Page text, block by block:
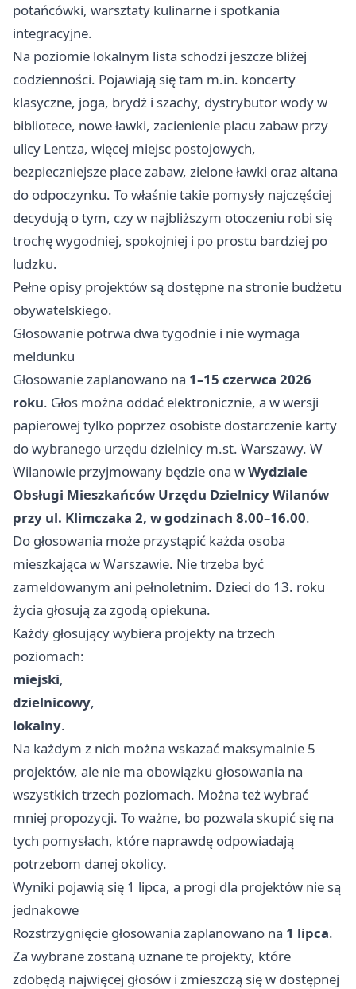
potańcówki, warsztaty kulinarne i spotkania
integracyjne.
Na poziomie lokalnym lista schodzi jeszcze bliżej
codzienności. Pojawiają się tam m.in. koncerty
klasyczne, joga, brydż i szachy, dystrybutor wody w
bibliotece, nowe ławki, zacienienie placu zabaw przy
ulicy Lentza, więcej miejsc postojowych,
bezpieczniejsze place zabaw, zielone ławki oraz altana
do odpoczynku. To właśnie takie pomysły najczęściej
decydują o tym, czy w najbliższym otoczeniu robi się
trochę wygodniej, spokojniej i po prostu bardziej po
ludzku.
Pełne opisy projektów są dostępne na stronie budżetu
obywatelskiego.
Głosowanie potrwa dwa tygodnie i nie wymaga
meldunku
Głosowanie zaplanowano na 1–15 czerwca 2026
roku. Głos można oddać elektronicznie, a w wersji
papierowej tylko poprzez osobiste dostarczenie karty
do wybranego urzędu dzielnicy m.st. Warszawy. W
Wilanowie przyjmowany będzie ona wWydziale
Obsługi Mieszkańców Urzędu Dzielnicy Wilanów
przy ul. Klimczaka 2, w godzinach 8.00–16.00.
Do głosowania może przystąpić każda osoba
mieszkająca w Warszawie. Nie trzeba być
zameldowanym ani pełnoletnim. Dzieci do 13. roku
życia głosują za zgodą opiekuna.
Każdy głosujący wybiera projekty na trzech
poziomach:
miejski,
dzielnicowy,
lokalny.
Na każdym z nich można wskazać maksymalnie 5
projektów, ale nie ma obowiązku głosowania na
wszystkich trzech poziomach. Można też wybrać
mniej propozycji. To ważne, bo pozwala skupić się na
tych pomysłach, które naprawdę odpowiadają
potrzebom danej okolicy.
Wyniki pojawią się 1 lipca, a progi dla projektów nie są
jednakowe
Rozstrzygnięcie głosowania zaplanowano na 1 lipca.
Za wybrane zostaną uznane te projekty, które
zdobędą najwięcej głosów i zmieszczą się w dostępnej